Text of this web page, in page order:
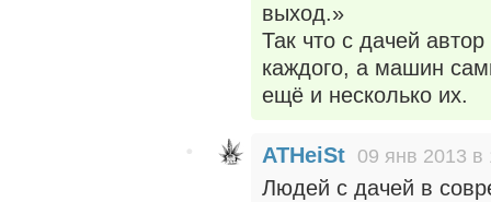
выход.»
Так что с дачей
каждого, а машин
ещё и несколько их.
ATHeiSt 09 янв 2013 в
Людей с дачей в